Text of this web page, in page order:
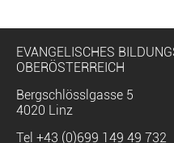
EVANGELISCHES
OBERÖSTERREICH
Bergschlösslgasse 5
4020 Linz
Tel +43 (0)699 149 49 732